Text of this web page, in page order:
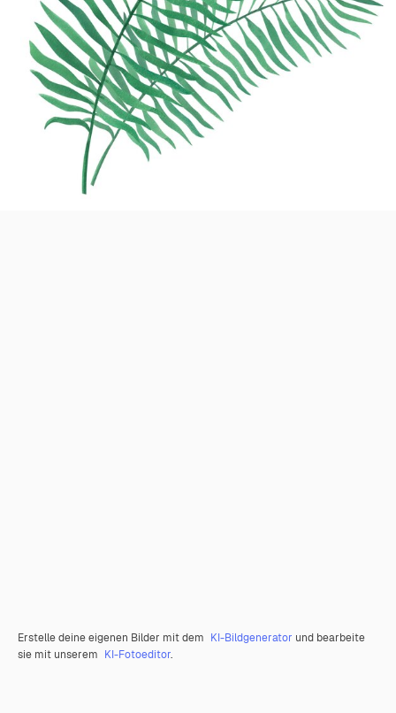
Erstelle deine eigenen Bilder mit dem KI-Bildgenerator und bearbeite
sie mit unserem KI-Fotoeditor.